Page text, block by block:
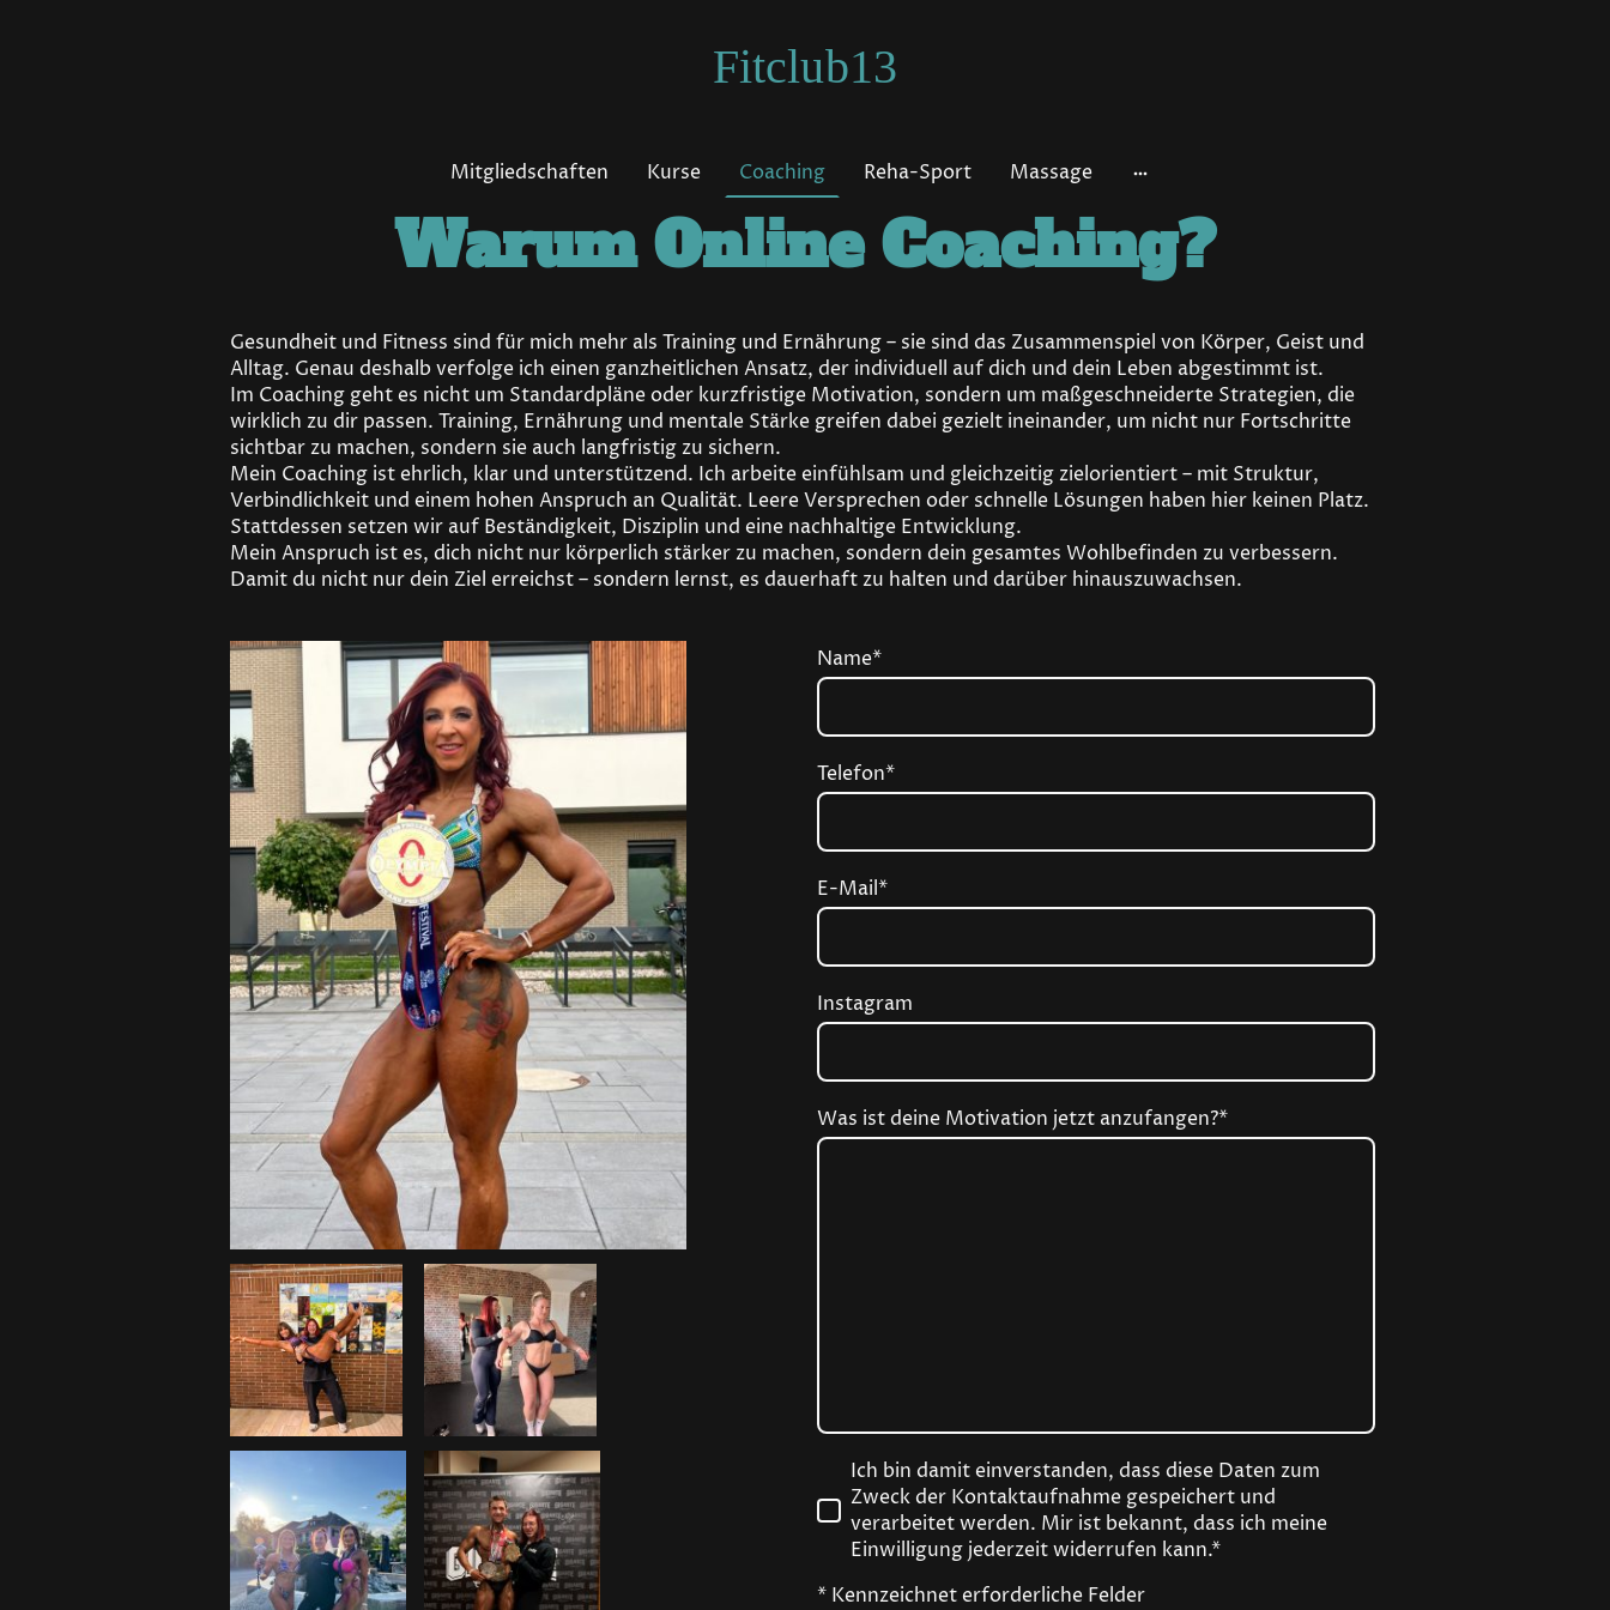
Fitclub13
Mitgliedschaften Kurse Coaching Reha-Sport Massage
Warum Online Coaching?
Name*
Telefon*
E-Mail*
Instagram
Was ist deine Motivation jetzt anzufangen?*
Ich bin damit einverstanden, dass diese Daten zum
Zweck der Kontaktaufnahme gespeichert und
verarbeitet werden. Mir ist bekannt, dass ich meine
Einwilligung jederzeit widerrufen kann.*
* Kennzeichnet erforderliche Felder
Gesundheit und Fitness sind für mich mehr als Training und Ernährung – sie sind das Zusammenspiel von Körper, Geist und
Alltag. Genau deshalb verfolge ich einen ganzheitlichen Ansatz, der individuell auf dich und dein Leben abgestimmt ist.
Im Coaching geht es nicht um Standardpläne oder kurzfristige Motivation, sondern um maßgeschneiderte Strategien, die
wirklich zu dir passen. Training, Ernährung und mentale Stärke greifen dabei gezielt ineinander, um nicht nur Fortschritte
sichtbar zu machen, sondern sie auch langfristig zu sichern.
Mein Coaching ist ehrlich, klar und unterstützend. Ich arbeite einfühlsam und gleichzeitig zielorientiert – mit Struktur,
Verbindlichkeit und einem hohen Anspruch an Qualität. Leere Versprechen oder schnelle Lösungen haben hier keinen Platz.
Stattdessen setzen wir auf Beständigkeit, Disziplin und eine nachhaltige Entwicklung.
Mein Anspruch ist es, dich nicht nur körperlich stärker zu machen, sondern dein gesamtes Wohlbefinden zu verbessern.
Damit du nicht nur dein Ziel erreichst – sondern lernst, es dauerhaft zu halten und darüber hinauszuwachsen.